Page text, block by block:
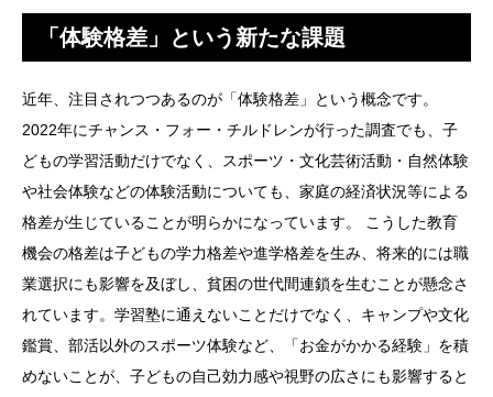
「体験格差」という新たな課題
近年、注目されつつあるのが「体験格差」という概念です。
2022年にチャンス・フォー・チルドレンが行った調査でも、子
どもの学習活動だけでなく、スポーツ・文化芸術活動・自然体験
や社会体験などの体験活動についても、家庭の経済状況等による
格差が生じていることが明らかになっています。 こうした教育
機会の格差は子どもの学力格差や進学格差を生み、将来的には職
業選択にも影響を及ぼし、貧困の世代間連鎖を生むことが懸念さ
れています。学習塾に通えないことだけでなく、キャンプや文化
鑑賞、部活以外のスポーツ体験など、「お金がかかる経験」を積
めないことが、子どもの自己効力感や視野の広さにも影響すると